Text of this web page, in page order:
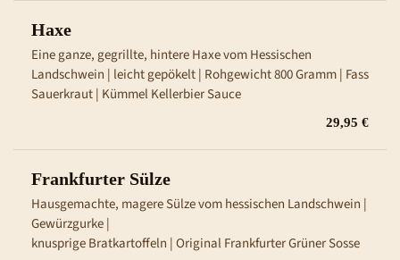
Haxe
Eine ganze, gegrillte, hintere Haxe vom Hessischen
Landschwein | leicht gepökelt | Rohgewicht 800 Gramm | Fass
Sauerkraut | Kümmel Kellerbier Sauce
29,95 €
Frankfurter Sülze
Hausgemachte, magere Sülze vom hessischen Landschwein |
Gewürzgurke |
knusprige Bratkartoffeln | Original Frankfurter Grüner Sosse